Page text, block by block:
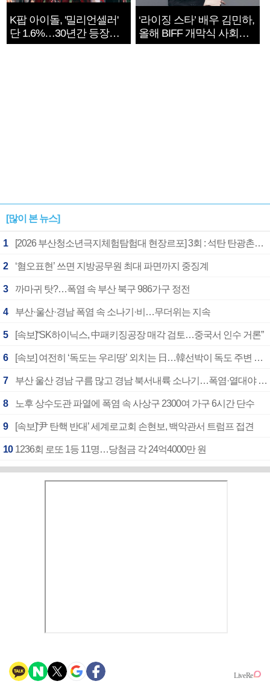
K팝 아이돌, '밀리언셀러'
단 1.6%…30년간 등장
1182개팀 전수조사
‘라이징 스타’ 배우 김민하,
올해 BIFF 개막식 사회자
확정
[많이 본 뉴스]
1 [2026 부산청소년극지체험탐험대 현장르포] 3회 : 석탄 탄광촌에서 북극 연구의 중심지로
2 ‘혐오표현’ 쓰면 지방공무원 최대 파면까지 중징계
3 까마귀 탓?…폭염 속 부산 북구 986가구 정전
4 부산·울산·경남 폭염 속 소나기·비…무더위는 지속
5 [속보]“SK하이닉스, 中패키징공장 매각 검토…중국서 인수 거론”
6 [속보] 여전히 ‘독도는 우리땅’ 외치는 日…韓선박이 독도 주변 해양조사 활동하자 반발
7 부산 울산 경남 구름 많고 경남 북서내륙 소나기…폭염·열대야 계속
8 노후 상수도관 파열에 폭염 속 사상구 2300여 가구 6시간 단수
9 [속보]‘尹 탄핵 반대’ 세계로교회 손현보, 백악관서 트럼프 접견
10 1236회 로또 1등 11명…당첨금 각 24억4000만 원